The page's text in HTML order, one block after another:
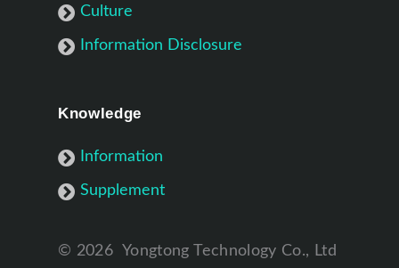
Culture
Information Disclosure
Knowledge
Information
Supplement
© 2026 Yongtong Technology Co., Ltd